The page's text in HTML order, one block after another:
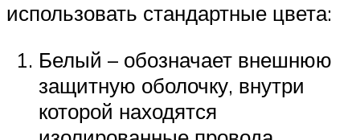
использовать стандартные цвета:
Белый – обозначает внешнюю
защитную оболочку, внутри
которой находятся